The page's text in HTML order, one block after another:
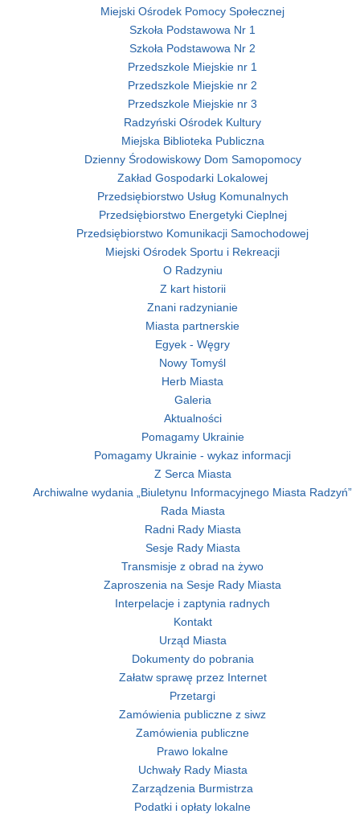
Miejski Ośrodek Pomocy Społecznej
Szkoła Podstawowa Nr 1
Szkoła Podstawowa Nr 2
Przedszkole Miejskie nr 1
Przedszkole Miejskie nr 2
Przedszkole Miejskie nr 3
Radzyński Ośrodek Kultury
Miejska Biblioteka Publiczna
Dzienny Środowiskowy Dom Samopomocy
Zakład Gospodarki Lokalowej
Przedsiębiorstwo Usług Komunalnych
Przedsiębiorstwo Energetyki Cieplnej
Przedsiębiorstwo Komunikacji Samochodowej
Miejski Ośrodek Sportu i Rekreacji
O Radzyniu
Z kart historii
Znani radzynianie
Miasta partnerskie
Egyek - Węgry
Nowy Tomyśl
Herb Miasta
Galeria
Aktualności
Pomagamy Ukrainie
Pomagamy Ukrainie - wykaz informacji
Z Serca Miasta
Archiwalne wydania „Biuletynu Informacyjnego Miasta Radzyń”
Rada Miasta
Radni Rady Miasta
Sesje Rady Miasta
Transmisje z obrad na żywo
Zaproszenia na Sesje Rady Miasta
Interpelacje i zaptynia radnych
Kontakt
Urząd Miasta
Dokumenty do pobrania
Załatw sprawę przez Internet
Przetargi
Zamówienia publiczne z siwz
Zamówienia publiczne
Prawo lokalne
Uchwały Rady Miasta
Zarządzenia Burmistrza
Podatki i opłaty lokalne